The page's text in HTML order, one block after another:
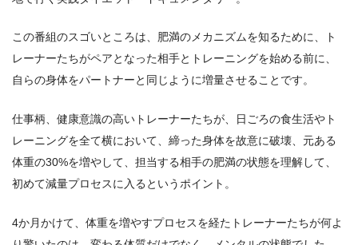
この番組のスゴいところは、肥満のメカニズムを知るために、ト
レーナーたちがペアとなった相手とトレーニングを始める前に、
自らの身体をパートナーと同じように増量させることです。
仕事柄、健康意識の高いトレーナーたちが、日ごろの食生活やト
レーニングを全て横において、締った身体を故意に破壊、元ある
体重の30%を増やして、担当する相手の肥満の状態を理解して、
初めて減量プロセスに入るというポイント。
4か月かけて、体重を増やすプロセスを経たトレーナーたちが何よ